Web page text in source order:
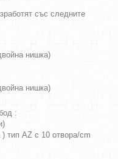
със следните
нишка)
нишка)
:
тип AZ с 10 отвора/cm